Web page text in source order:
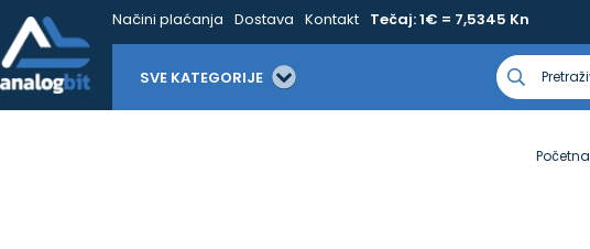
Načini plaćanja Dostava Kontakt Tečaj: 1€ = 7,5345 Kn
SVE KATEGORIJE
Početna